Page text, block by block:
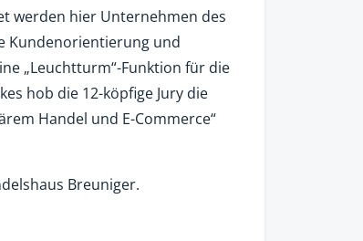
werden hier Unternehmen des
Kundenorientierung und
„Leuchtturm“-Funktion für die
hob die 12-köpfige Jury die
Handel und E-Commerce“
Breuniger.